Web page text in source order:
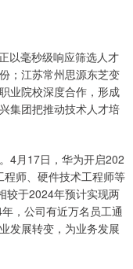
毫秒级响应筛选人才
；江苏常州思源东芝变
业院校深度合作，形成
集团把推动技术人才培
月17日，华为开启202
师、硬件技术工程师等
较于2024年预计实现两
，公司有近万名员工通
发展转变，为业务发展